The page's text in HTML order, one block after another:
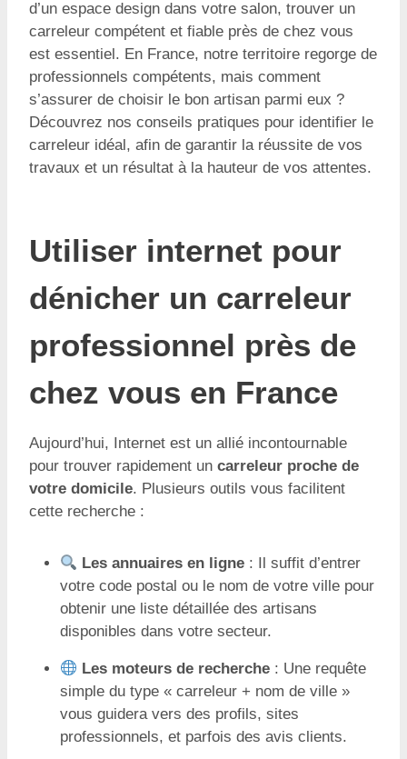
d’un espace design dans votre salon, trouver un
carreleur compétent et fiable près de chez vous
est essentiel. En France, notre territoire regorge de
professionnels compétents, mais comment
s’assurer de choisir le bon artisan parmi eux ?
Découvrez nos conseils pratiques pour identifier le
carreleur idéal, afin de garantir la réussite de vos
travaux et un résultat à la hauteur de vos attentes.
Utiliser internet pour
dénicher un carreleur
professionnel près de
chez vous en France
Aujourd’hui, Internet est un allié incontournable
pour trouver rapidement un carreleur proche de
votre domicile. Plusieurs outils vous facilitent
cette recherche :
Les annuaires en ligne : Il suffit d’entrer
votre code postal ou le nom de votre ville pour
obtenir une liste détaillée des artisans
disponibles dans votre secteur.
Les moteurs de recherche : Une requête
simple du type « carreleur + nom de ville »
vous guidera vers des profils, sites
professionnels, et parfois des avis clients.